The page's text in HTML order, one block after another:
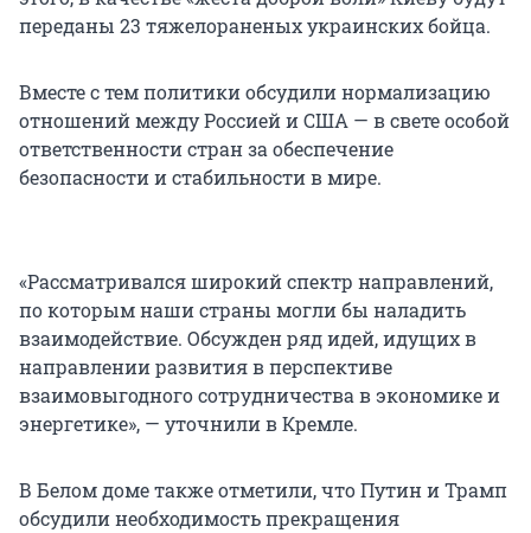
переданы 23 тяжелораненых украинских бойца.
Вместе с тем политики обсудили нормализацию
отношений между Россией и США — в свете особой
ответственности стран за обеспечение
безопасности и стабильности в мире.
«Рассматривался широкий спектр направлений,
по которым наши страны могли бы наладить
взаимодействие. Обсужден ряд идей, идущих в
направлении развития в перспективе
взаимовыгодного сотрудничества в экономике и
энергетике», — уточнили в Кремле.
В Белом доме также отметили, что Путин и Трамп
обсудили необходимость прекращения